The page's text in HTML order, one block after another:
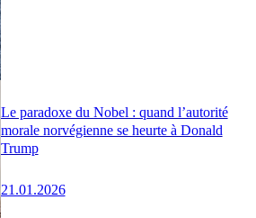
Le paradoxe du Nobel : quand l’autorité
morale norvégienne se heurte à Donald
Trump
21.01.2026